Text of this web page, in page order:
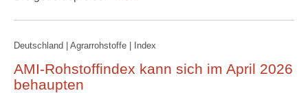
Deutschland | Agrarrohstoffe | Index
AMI-Rohstoffindex kann sich im April 2026
behaupten